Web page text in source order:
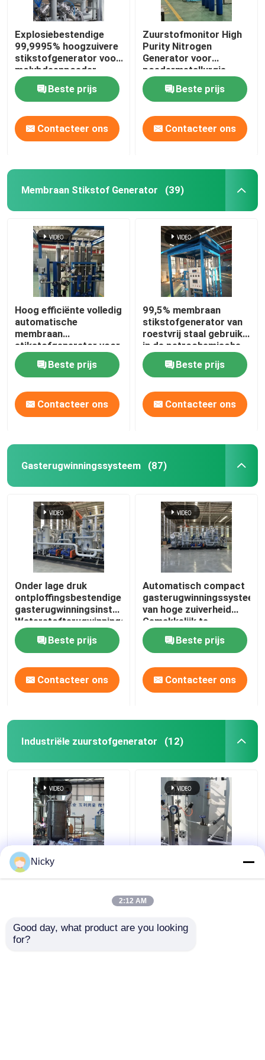
Explosiebestendige
99,9995% hoogzuivere
stikstofgenerator voor
molybdeenpoeder
Beste prijs
Contacteer ons
Zuurstofmonitor High
Purity Nitrogen
Generator voor
poedermetallurgie
Beste prijs
Contacteer ons
Membraan Stikstof Generator (39)
Hoog efficiënte volledig
automatische
membraan
stikstofgenerator voor
petrochemie
Beste prijs
Contacteer ons
99,5% membraan
stikstofgenerator van
roestvrij staal gebruikt
in de petrochemische
industrie
Beste prijs
Contacteer ons
Gasterugwinningssysteem (87)
Onder lage druk
ontploffingsbestendige
gasterugwinningsinstallatie
Waterstofterugwinningsunit
Beste prijs
Contacteer ons
Automatisch compact
gasterugwinningssysteem
van hoge zuiverheid
Gemakkelijk te
installeren
Beste prijs
Contacteer ons
Industriële zuurstofgenerator (12)
ISO9001 Psa
zuurstofgenerator
voor het vullen van
cilinders
Nicky
2:12 AM
Good day, what product are you looking
for?